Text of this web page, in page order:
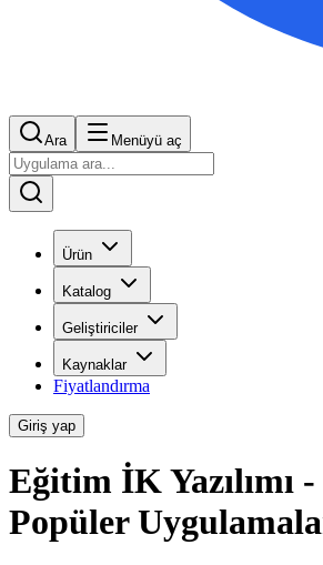
Ara Menüyü aç
Ürün
Katalog
Geliştiriciler
Kaynaklar
Fiyatlandırma
Giriş yap
Eğitim İK Yazılımı
Popüler